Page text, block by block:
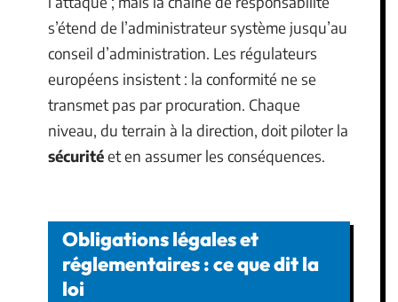
s’étend de l’administrateur système jusqu’au
conseil d’administration. Les régulateurs
européens insistent : la conformité ne se
transmet pas par procuration. Chaque
niveau, du terrain à la direction, doit piloter la
sécuritéet en assumer les conséquences.
Obligations légales et
réglementaires : ce que dit la
loi